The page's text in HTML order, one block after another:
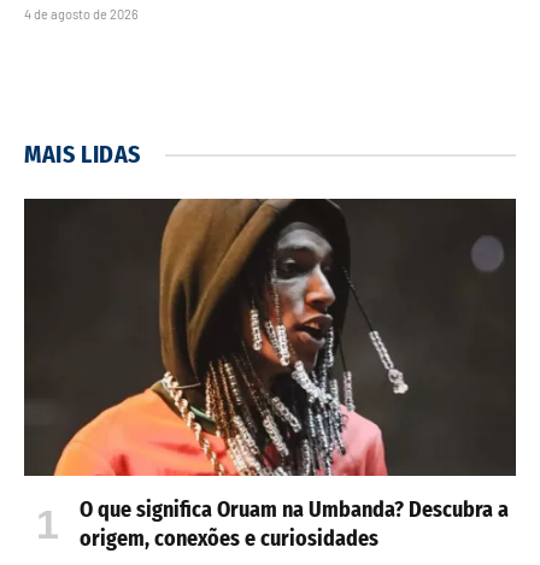
4 de agosto de 2026
MAIS LIDAS
O que significa Oruam na Umbanda? Descubra a
origem, conexões e curiosidades